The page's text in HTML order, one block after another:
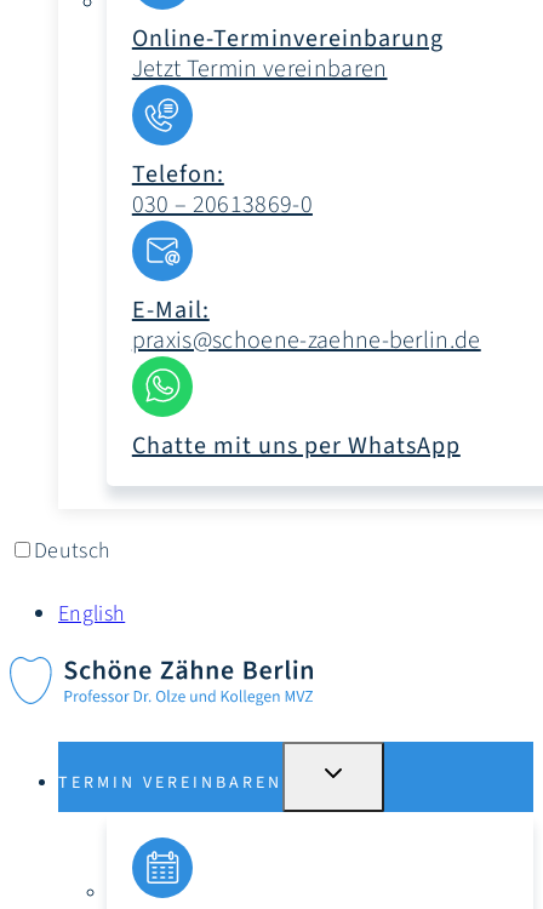
Online-Terminvereinbarung
Jetzt Termin vereinbaren
Telefon:
030 – 20613869-0
E-Mail:
praxis@schoene-zaehne-berlin.de
Chatte mit uns per WhatsApp
Deutsch
English
TERMIN VEREINBAREN
UNTERMENÜ